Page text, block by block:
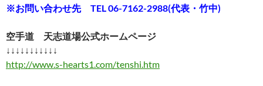
※お問い合わせ先 TEL 06-7162-2988(代表・竹中)
空手道 天志道場公式ホームページ
↓↓↓↓↓↓↓↓↓↓↓
http://www.s-hearts1.com/tenshi.htm